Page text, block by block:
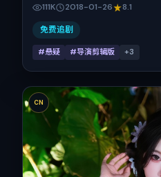
富。影片定于 2018-01-26 起陆
档前后公映，片长138分钟。
111K 2018-01-26 8.1
免费追剧
#悬疑 #导演剪辑版 +3
CN